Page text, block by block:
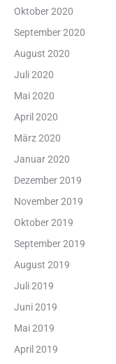
Oktober 2020
September 2020
August 2020
Juli 2020
Mai 2020
April 2020
März 2020
Januar 2020
Dezember 2019
November 2019
Oktober 2019
September 2019
August 2019
Juli 2019
Juni 2019
Mai 2019
April 2019